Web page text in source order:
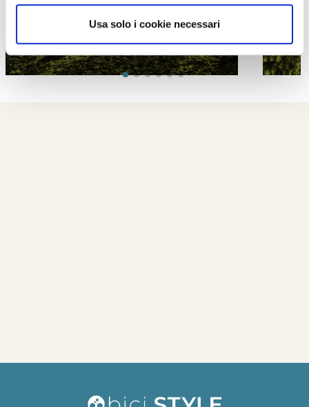
Usa solo i cookie necessari